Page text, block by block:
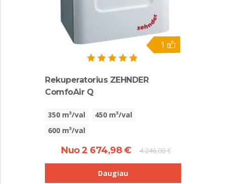
1
Rekuperatorius ZEHNDER
ComfoAir Q
350 m³/val
450 m³/val
600 m³/val
Nuo 2 674,98 € 4 246,00 €
Daugiau